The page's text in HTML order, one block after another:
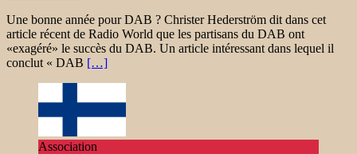
Une bonne année pour DAB ? Christer Hederström dit dans cet
article récent de Radio World que les partisans du DAB ont
«exagéré» le succès du DAB. Un article intéressant dans lequel il
conclut « DAB […]
Association